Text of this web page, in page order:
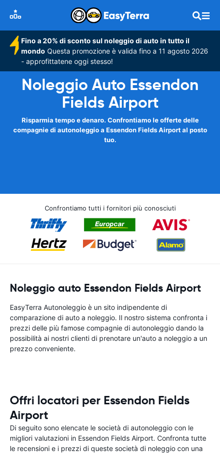
Fino a 20% di sconto sul noleggio di auto in tutto il
mondo Questa promozione è valida fino a 11 agosto 2026
- approfittatene oggi stesso!
Noleggio Auto Essendon
Fields Airport
Risparmia tempo e denaro. Confrontiamo le offerte delle
compagnie di autonoleggio a Essendon Fields Airport al posto
tuo.
Confrontiamo tutti i fornitori più conosciuti
Noleggio auto Essendon Fields Airport
EasyTerra Autonoleggio è un sito indipendente di
comparazione di auto a noleggio. Il nostro sistema confronta i
prezzi delle più famose compagnie di autonoleggio dando la
possibilità ai nostri clienti di prenotare un'auto a noleggio a un
prezzo conveniente.
Offri locatori per Essendon Fields
Airport
Di seguito sono elencate le società di autonoleggio con le
migliori valutazioni in Essendon Fields Airport. Confronta tutte
le recensioni e i prezzi di queste società di noleggio con una